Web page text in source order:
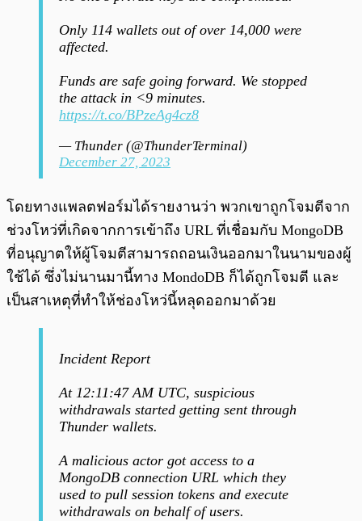
Only 114 wallets out of over 14,000 were
affected.
Funds are safe going forward. We stopped
the attack in <9 minutes.
https://t.co/BPzeAg4cz8
— Thunder (@ThunderTerminal)
December 27, 2023
โดยทางแพลตฟอร์มได้รายงานว่า พวกเขาถูกโจมตีจาก
ช่วงโหว่ที่เกิดจากการเข้าถึง URL ที่เชื่อมกับ MongoDB
ที่อนุญาตให้ผู้โจมตีสามารถถอนเงินออกมาในนามของผู้
ใช้ได้ ซึ่งไม่นานมานี้ทาง MondoDB ก็ได้ถูกโจมตี และ
เป็นสาเหตุที่ทำให้ช่องโหว่นี้หลุดออกมาด้วย
Incident Report
At 12:11:47 AM UTC, suspicious
withdrawals started getting sent through
Thunder wallets.
A malicious actor got access to a
MongoDB connection URL which they
used to pull session tokens and execute
withdrawals on behalf of users.